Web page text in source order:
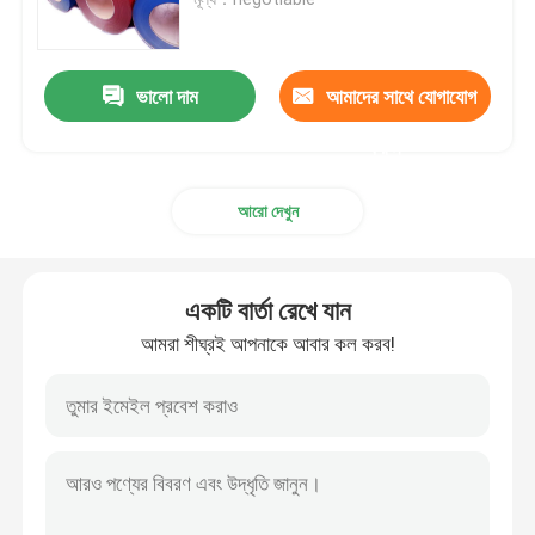
ভালো দাম আমাদের সাথে যোগাযোগ
আরো দেখুন
একটি বার্তা রেখে যান
আমরা শীঘ্রই আপনাকে আবার কল করব!